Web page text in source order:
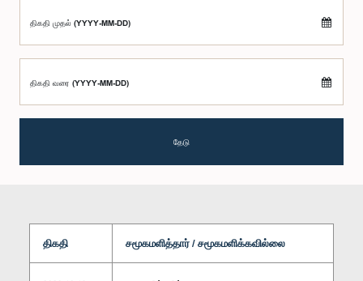
திகதி முதல் (YYYY-MM-DD)
திகதி வரை (YYYY-MM-DD)
தேடு
திகதி சமூகமளித்தார் / சமூகமளிக்கவில்லை